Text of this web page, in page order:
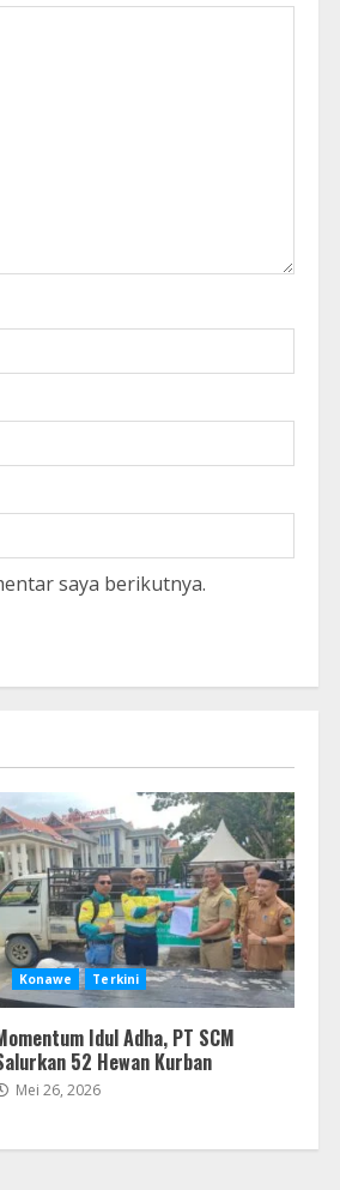
saya berikutnya.
Konawe Terkini
Idul Adha, PT SCM
52 Hewan Kurban
Mei 26, 2026